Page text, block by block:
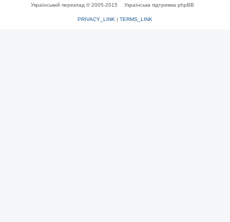
Український переклад © 2005-2015 Українська підтримка phpBB
PRIVACY_LINK | TERMS_LINK